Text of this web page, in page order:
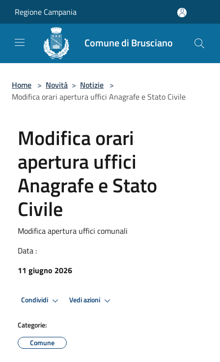
Regione Campania
Comune di Brusciano
Home > Novità > Notizie >
Modifica orari apertura uffici Anagrafe e Stato Civile
Modifica orari
apertura uffici
Anagrafe e Stato
Civile
Modifica apertura uffici comunali
Data :
11 giugno 2026
Condividi Vedi azioni
Categorie:
Comune